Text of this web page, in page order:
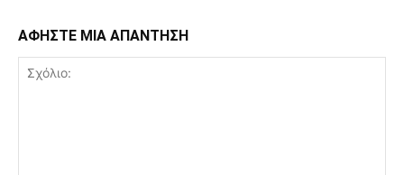
ΑΦΗΣΤΕ ΜΙΑ ΑΠΑΝΤΗΣΗ